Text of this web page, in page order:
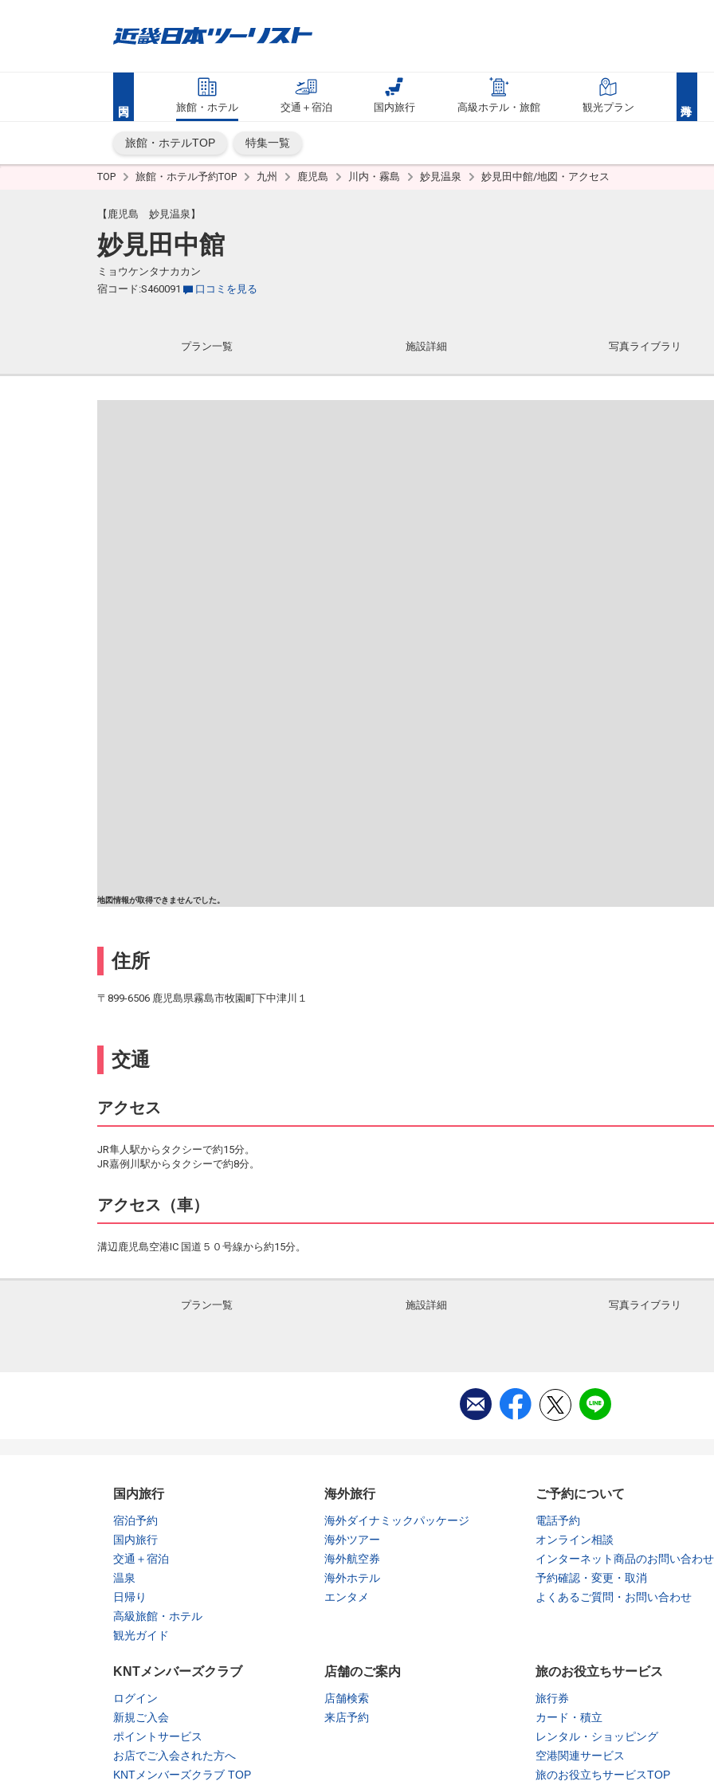
旅館・ホテル 交通＋宿泊 国内旅行 高級ホテル・旅館 観光プラン
旅館・ホテルTOP 特集一覧
TOP 旅館・ホテル予約TOP 九州 鹿児島 川内・霧島 妙見温泉 妙見田中館/地図・アクセス
【鹿児島 妙見温泉】
妙見田中館
ミョウケンタナカカン
宿コード:S460091
口コミを見る
プラン一覧 施設詳細 写真ライブラリ
地図情報が取得できませんでした。
住所
〒899-6506 鹿児島県霧島市牧園町下中津川１
交通
アクセス
JR隼人駅からタクシーで約15分。
JR嘉例川駅からタクシーで約8分。
アクセス（車）
溝辺鹿児島空港IC 国道５０号線から約15分。
プラン一覧 施設詳細 写真ライブラリ
国内旅行
宿泊予約
国内旅行
交通＋宿泊
温泉
日帰り
高級旅館・ホテル
観光ガイド
海外旅行
海外ダイナミックパッケージ
海外ツアー
海外航空券
海外ホテル
エンタメ
ご予約について
電話予約
オンライン相談
インターネット商品のお問い合わせ
予約確認・変更・取消
よくあるご質問・お問い合わせ
KNTメンバーズクラブ
ログイン
新規ご入会
ポイントサービス
お店でご入会された方へ
KNTメンバーズクラブ TOP
店舗のご案内
店舗検索
来店予約
旅のお役立ちサービス
旅行券
カード・積立
レンタル・ショッピング
空港関連サービス
旅のお役立ちサービスTOP